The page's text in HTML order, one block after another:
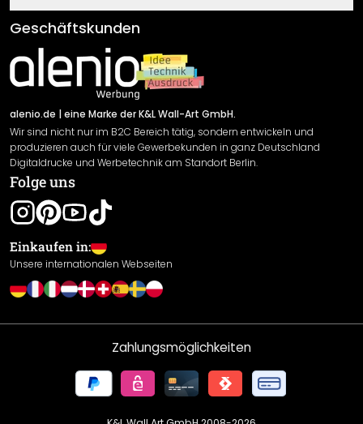
Klebe- und Montageanleitungen
Newsletter An-/Abmeldung
Sendungsverfolgung
AGB
Impressum
Versand & Zahlung
Rücksendung
Widerrufsrecht
Datenschutzerklärung
Gewährleistung
Leistungserklärung / CE-Zeichen
Cookie Einstellungen
Geschäftskunden
alenio.de | eine Marke der K&L Wall-Art GmbH.
Wir sind nicht nur im B2C Bereich tätig, sondern entwickeln und
produzieren auch für viele Gewerbekunden in ganz Deutschland
Digitaldrucke und Werbetechnik am Standort Berlin.
Folge uns
Einkaufen in:
Unsere internationalen Webseiten
Zahlungsmöglichkeiten